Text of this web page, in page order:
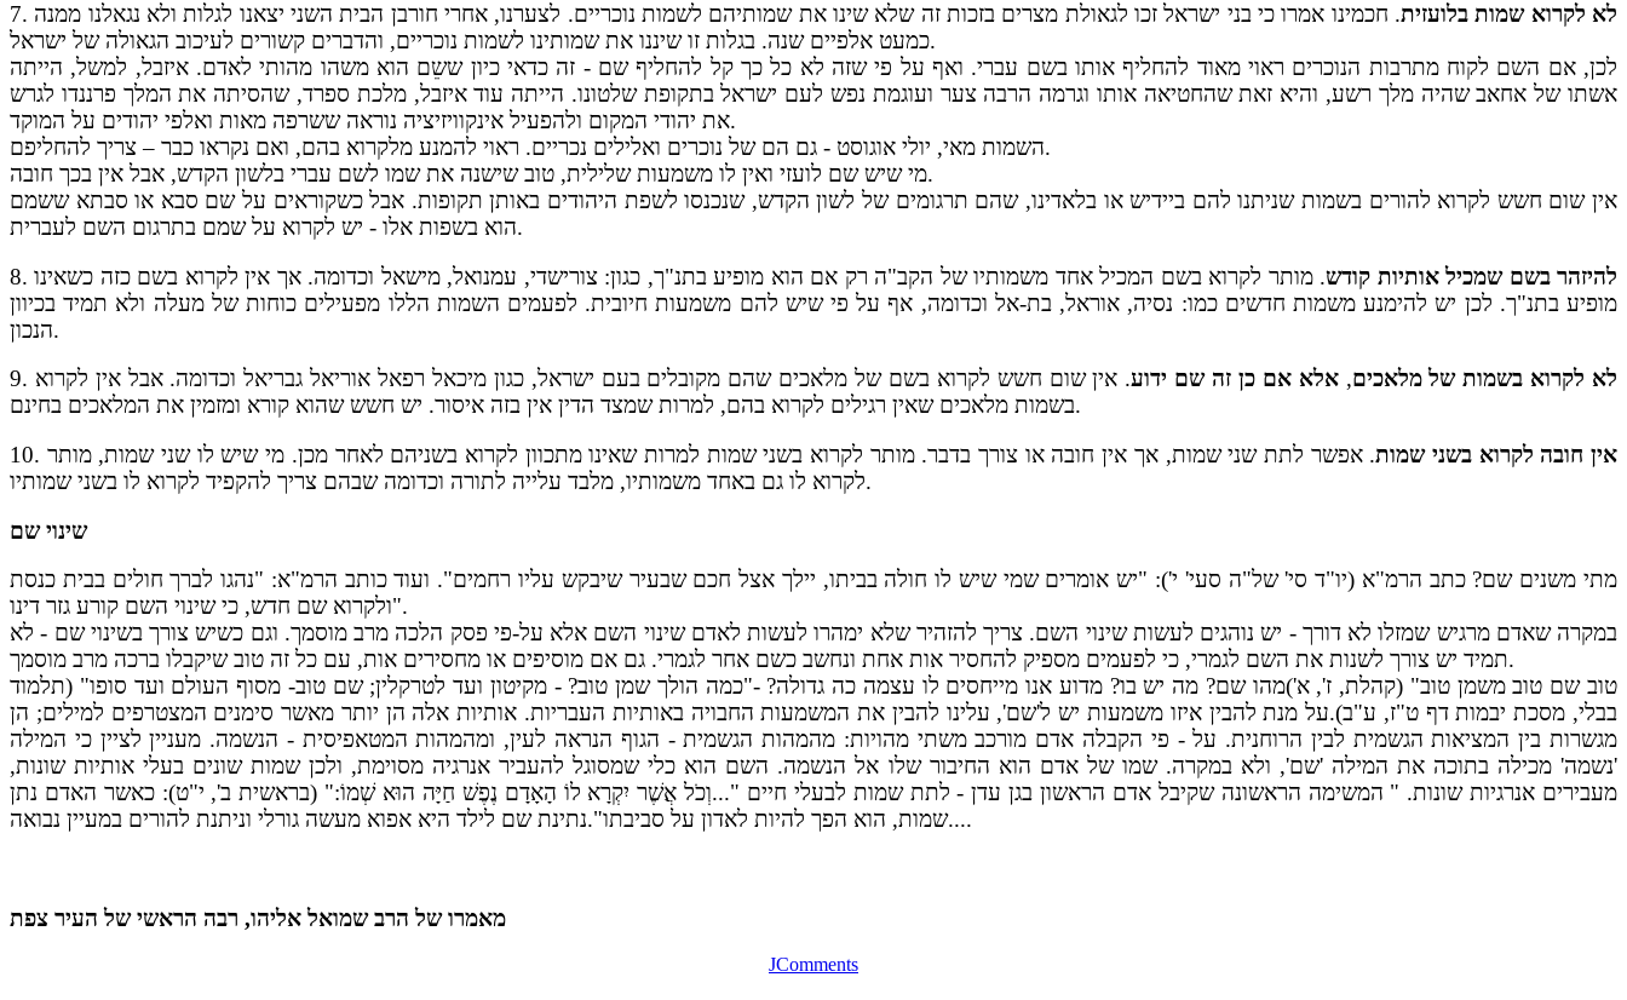
7.
לא לקרוא שמות בלועזית. חכמינו אמרו כי בני ישראל זכו לגאולת מצרים בזכות זה שלא שינו את שמותיהם לשמות נוכריים. לצערנו, אחרי חורבן הבית השני יצאנו לגלות ולא נגאלנו ממנה
כמעט אלפיים שנה. בגלות זו שיננו את שמותינו לשמות נוכריים, והדברים קשורים לעיכוב הגאולה של ישראל.
לכן, אם השם לקוח מתרבות הנוכרים ראוי מאוד להחליף אותו בשם עברי. ואף על פי שזה לא כל כך קל להחליף שם - זה כדאי כיון ששֵם הוא משהו מהותי לאדם. איזבל, למשל, הייתה
אשתו של אחאב שהיה מלך רשע, והיא זאת שהחטיאה אותו וגרמה הרבה צער ועוגמת נפש לעם ישראל בתקופת שלטונו. הייתה עוד איזבל, מלכת ספרד, שהסיתה את המלך פרננדו לגרש
את יהודי המקום ולהפעיל אינקוויזיציה נוראה ששרפה מאות ואלפי יהודים על המוקד.
השמות מאי, יולי אוגוסט - גם הם של נוכרים ואלילים נכריים. ראוי להמנע מלקרוא בהם, ואם נקראו כבר – צריך להחליפם.
מי שיש שם לועזי ואין לו משמעות שלילית, טוב שישנה את שמו לשם עברי בלשון הקדש, אבל אין בכך חובה.
אין שום חשש לקרוא להורים בשמות שניתנו להם ביידיש או בלאדינו, שהם תרגומים של לשון הקדש, שנכנסו לשפת היהודים באותן תקופות. אבל כשקוראים על שם סבא או סבתא ששמם
הוא בשפות אלו - יש לקרוא על שמם בתרגום השם לעברית.
8.
להיזהר בשם שמכיל אותיות קודש. מותר לקרוא בשם המכיל אחד משמותיו של הקב"ה רק אם הוא מופיע בתנ"ך, כגון: צורישדי, עמנואל, מישאל וכדומה. אך אין לקרוא בשם כזה כשאינו
מופיע בתנ"ך. לכן יש להימנע משמות חדשים כמו: נסיה, אוראל, בת-אל וכדומה, אף על פי שיש להם משמעות חיובית. לפעמים השמות הללו מפעילים כוחות של מעלה ולא תמיד בכיוון
הנכון.
9.
לא לקרוא בשמות של מלאכים,אלא אם כן זה שם ידוע. אין שום חשש לקרוא בשם של מלאכים שהם מקובלים בעם ישראל, כגון מיכאל רפאל אוריאל גבריאל וכדומה. אבל אין לקרוא
בשמות מלאכים שאין רגילים לקרוא בהם, למרות שמצד הדין אין בזה איסור. יש חשש שהוא קורא ומזמין את המלאכים בחינם.
10.
אין חובה לקרוא בשני שמות. אפשר לתת שני שמות, אך אין חובה או צורך בדבר. מותר לקרוא בשני שמות למרות שאינו מתכוון לקרוא בשניהם לאחר מכן. מי שיש לו שני שמות, מותר
לקרוא לו גם באחד משמותיו, מלבד עלייה לתורה וכדומה שבהם צריך להקפיד לקרוא לו בשני שמותיו.
שינוי שם
מתי משנים שם? כתב הרמ"א (יו"ד סי' של"ה סעי' י'): "יש אומרים שמי שיש לו חולה בביתו, יילך אצל חכם שבעיר שיבקש עליו רחמים". ועוד כותב הרמ"א: "נהגו לברך חולים בבית כנסת
ולקרוא שם חדש, כי שינוי השם קורע גזר דינו".
במקרה שאדם מרגיש שמזלו לא דורך - יש נוהגים לעשות שינוי השם. צריך להזהיר שלא ימהרו לעשות לאדם שינוי השם אלא על-פי פסק הלכה מרב מוסמך. וגם כשיש צורך בשינוי שם - לא
תמיד יש צורך לשנות את השם לגמרי, כי לפעמים מספיק להחסיר אות אחת ונחשב כשם אחר לגמרי. גם אם מוסיפים או מחסירים אות, עם כל זה טוב שיקבלו ברכה מרב מוסמך.
טוב שם טוב משמן טוב" (קהלת, ז', א')מהו שם? מה יש בו? מדוע אנו מייחסים לו עצמה כה גדולה? -"כמה הולך שמן טוב? - מקיטון ועד לטרקלין; שם טוב- מסוף העולם ועד סופו" (תלמוד
בבלי, מסכת יבמות דף ט"ז, ע"ב).על מנת להבין איזו משמעות יש ל'שם', עלינו להבין את המשמעות החבויה באותיות העבריות. אותיות אלה הן יותר מאשר סימנים המצטרפים למילים; הן
מגשרות בין המציאות הגשמית לבין הרוחנית. על - פי הקבלה אדם מורכב משתי מהויות: מהמהות הגשמית - הגוף הנראה לעין, ומהמהות המטאפיסית - הנשמה. מעניין לציין כי המילה
'נשמה' מכילה בתוכה את המילה 'שם', ולא במקרה. שמו של אדם הוא החיבור שלו אל הנשמה. השם הוא כלי שמסוגל להעביר אנרגיה מסוימת, ולכן שמות שונים בעלי אותיות שונות,
מעבירים אנרגיות שונות. " המשימה הראשונה שקיבל אדם הראשון בגן עדן - לתת שמות לבעלי חיים "...וְכֹל אֲשֶׁר יִקְרָא לוֹ הָאָדָם נֶפֶשׁ חַיָּה הוּא שְׁמוֹ:" (בראשית ב', י"ט): כאשר האדם נתן
שמות, הוא הפך להיות לאדון על סביבתו".נתינת שם לילד היא אפוא מעשה גורלי וניתנת להורים במעיין נבואה....
מאמרו של הרב שמואל אליהו, רבה הראשי של העיר צפת
JComments